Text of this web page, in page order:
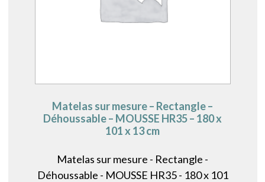
Matelas sur mesure – Rectangle –
Déhoussable – MOUSSE HR35 – 180 x
101 x 13 cm
Matelas sur mesure - Rectangle -
Déhoussable - MOUSSE HR35 - 180 x 101